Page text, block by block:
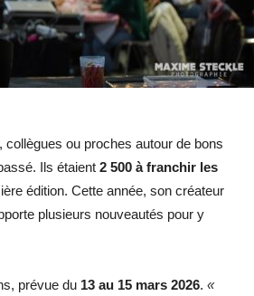
ou proches autour de bons
Ils étaient 2 500 à franchir les
édition. Cette année, son créateur
plusieurs nouveautés pour y
prévue du 13 au 15 mars 2026. «